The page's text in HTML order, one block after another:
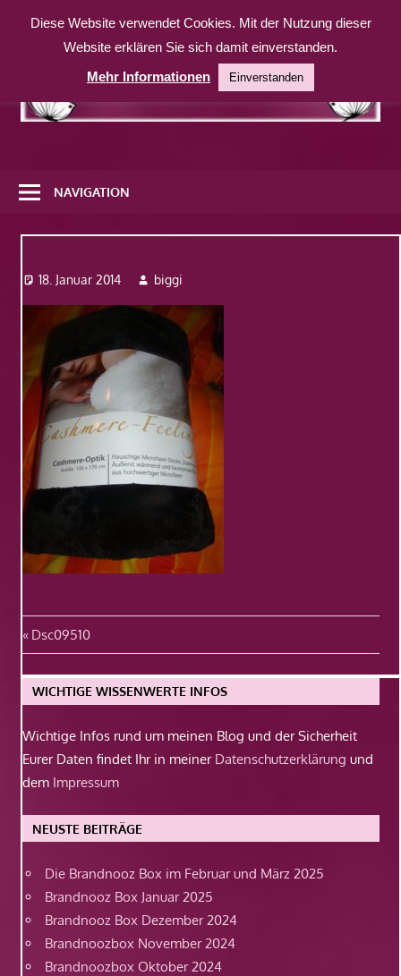
Inhalt
weitere
Website
NAVIGATION
18. Januar 2014 biggi
Beitragsnavigation
Vorheriger
Beitrag:
Dsc09510
WICHTIGE WISSENWERTE INFOS
Wichtige Infos rund um meinen Blog und der Sicherheit
Eurer Daten findet Ihr in meiner Datenschutzerklärung und
dem Impressum
NEUSTE BEITRÄGE
Die Brandnooz Box im Februar und März 2025
Brandnooz Box Januar 2025
Brandnooz Box Dezember 2024
Brandnoozbox November 2024
Brandnoozbox Oktober 2024
Diese Website verwendet Cookies. Mit der Nutzung dieser
Website erklären Sie sich damit einverstanden.
Mehr Informationen
Einverstanden